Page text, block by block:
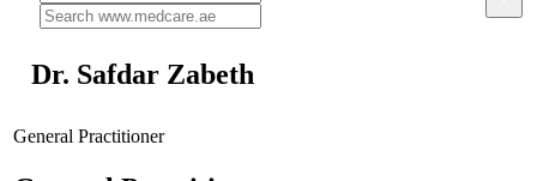
Dr. Safdar Zabeth
General Practitioner